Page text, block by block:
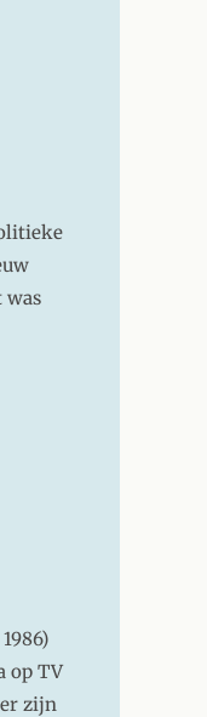
was
op TV
zijn